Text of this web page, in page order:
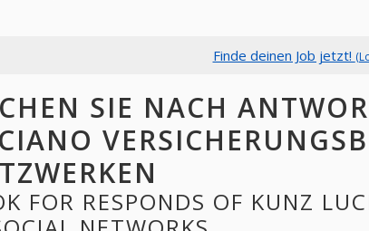
Finde deinen Job jetzt!
SIE NACH
FOR RESPONDS OF KUNZ